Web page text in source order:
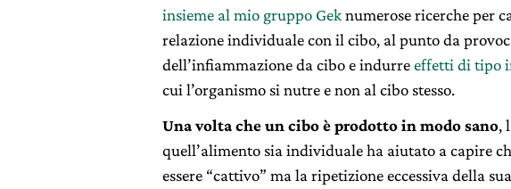
insieme al mio gruppo Geknumerose ricerche per
relazione individuale con il cibo, al punto da
dell’infiammazione da cibo e indurreeffetti di tipo
cui l’organismo si nutre e non al cibo stesso.
Una volta che un cibo è prodotto in modo sano,
quell’alimento sia individuale ha aiutato a capire
essere “cattivo” ma la ripetizione eccessiva della